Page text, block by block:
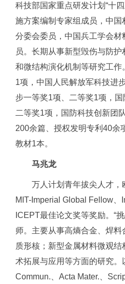
科技部国家重点研发计划“十
施方案编制专家组成员，中国
分委会委员，中国兵工学会
员。长期从事新型毁伤与防
和微结构演化机制等研究工
1项，中国人民解放军科技进
步一等奖1项、二等奖1项，国
二等奖1项，国防科技创新团
200余篇、授权发明专利40余
教材1本。
马兆龙
万人计划青年拔尖人才
MIT-Imperial Global Fellow、
ICEPT最佳论文奖等奖励。“
师。主要从事高熵合金、焊
质形核；新型金属材料微观
术拓展与应用等方面的研究。
Commun.、Acta Mater.、